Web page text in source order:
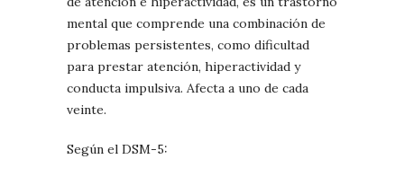
mental que comprende una combinación de
problemas persistentes, como dificultad
para prestar atención, hiperactividad y
conducta impulsiva. Afecta a uno de cada
veinte.
Según el DSM-5: